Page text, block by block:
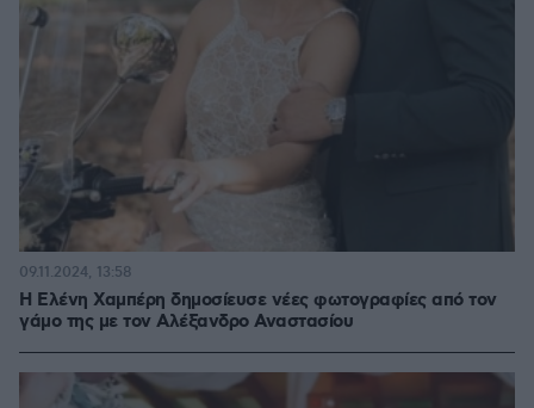
Η Ελένη Χαμπέρη δημοσίευσε νέες φωτογραφίες από τον
γάμο της με τον Αλέξανδρο Αναστασίου
09.11.2024, 13:58